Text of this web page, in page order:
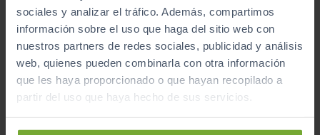
sociales y analizar el tráfico. Además, compartimos
información sobre el uso que haga del sitio web con
nuestros partners de redes sociales, publicidad y análisis
web, quienes pueden combinarla con otra información
que les haya proporcionado o que hayan recopilado a
partir del uso que haya hecho de sus servicios.
AUDI Q4 SPORTBACK E TRON
GENUINE EDITION 45 E TRON 210KW 82KWH
Eléctrico